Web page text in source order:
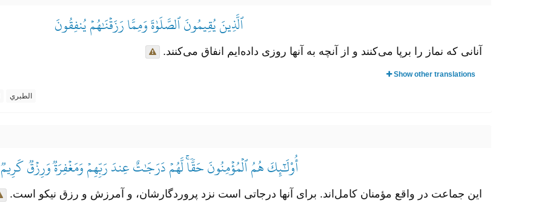
ٱلَّذِينَ يُقِيمُونَ ٱلصَّلَوٰةَ وَمِمَّا رَزَقۡنَٰهُمۡ يُنفِقُونَ
آنانی که نماز را برپا می‌کنند و از آنچه به آنها روزی داده‌ایم انفاق می‌کنند.
Show other translations
الطبري
أُوْلَٰٓئِكَ هُمُ ٱلۡمُؤۡمِنُونَ حَقّٗاۚ لَّهُمۡ دَرَجَٰتٌ عِندَ رَبِّهِمۡ وَمَغۡفِرَةٞ وَرِزۡقٞ كَرِيمٞ
این جماعت در واقع مؤمنان کامل‌اند. برای آنها درجاتی است نزد پروردگارشان، و آمرزش و رزق نیکو است.